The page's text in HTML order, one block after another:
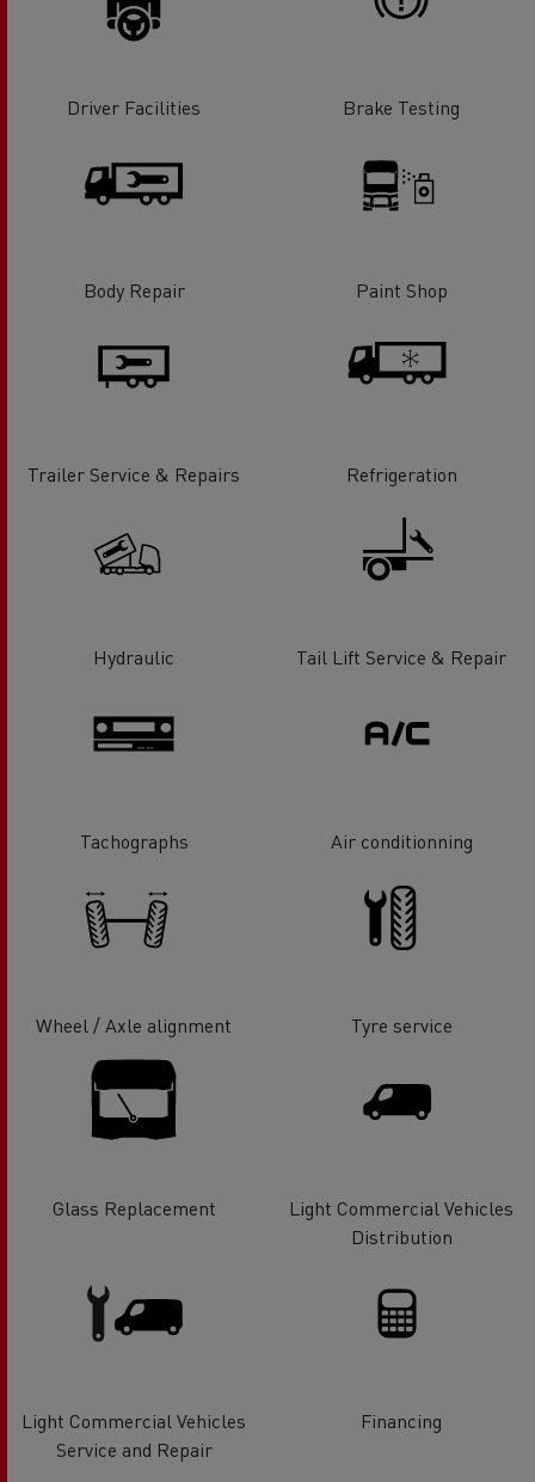
Driver Facilities Brake Testing
Body Repair Paint Shop
Trailer Service & Repairs Refrigeration
Hydraulic Tail Lift Service & Repair
Tachographs Air conditionning
Wheel / Axle alignment Tyre service
Glass Replacement
Light Commercial Vehicles
Distribution
Light Commercial Vehicles
Service and Repair
Financing